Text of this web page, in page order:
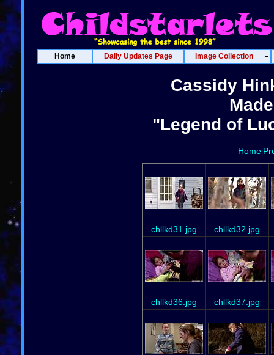
Home Daily Updates Page Image Collection
Cassidy
"Legend of
Home|
chllkd31.jpg chllkd32.jpg
chllkd36.jpg chllkd37.jpg